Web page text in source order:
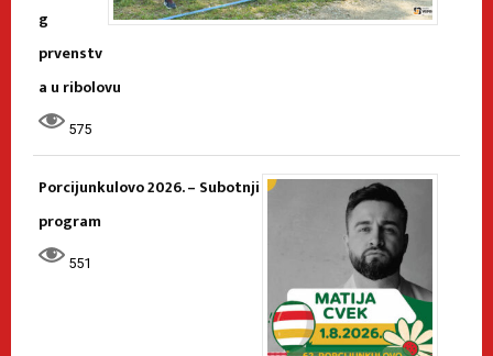
g
prvenstv
a u ribolovu
575
Porcijunkulovo 2026. – Subotnji
program
551